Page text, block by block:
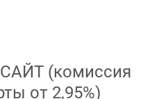
(комиссия
от 2,95%)